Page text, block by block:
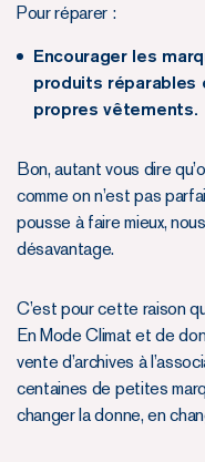
Pour réparer :
Encourager les
produits réparables
propres vêtements.
Bon, autant vous dire
comme on n’est pas
pousse à faire mieux,
désavantage.
C’est pour cette raison
En Mode Climat et de
vente d’archives à
centaines de petites
changer la donne, en